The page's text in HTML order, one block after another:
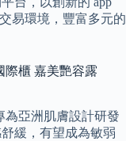
易環境，豐富多元的
際櫃 嘉美艷容露
為亞洲肌膚設計研發
緩，有望成為敏弱